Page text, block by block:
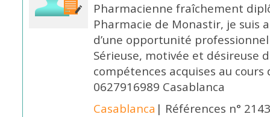
Pharmacienne fraîchement
Pharmacie de Monastir, je suis
d’une opportunité
Sérieuse, motivée et désireuse
compétences acquises au
0627916989 Casablanca
Casablanca | Références n°